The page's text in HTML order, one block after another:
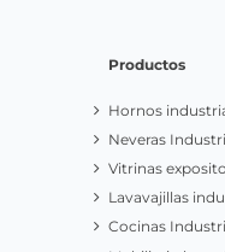
Productos
Hornos
Neveras
Vitrinas
Lavavajillas
Cocinas